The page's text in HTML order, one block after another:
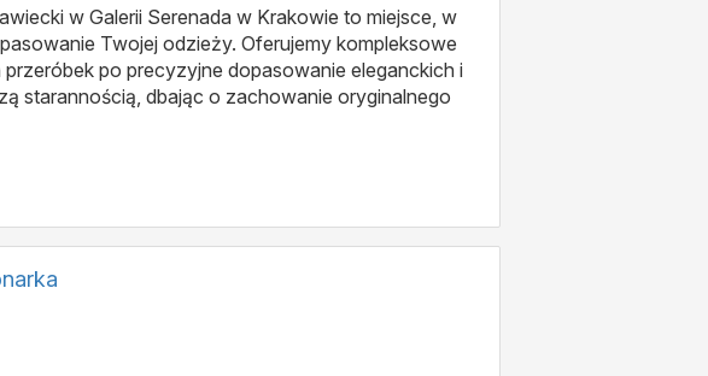
w Galerii Serenada w Krakowie to miejsce, w
Twojej odzieży. Oferujemy kompleksowe
po precyzyjne dopasowanie eleganckich i
starannością, dbając o zachowanie oryginalnego